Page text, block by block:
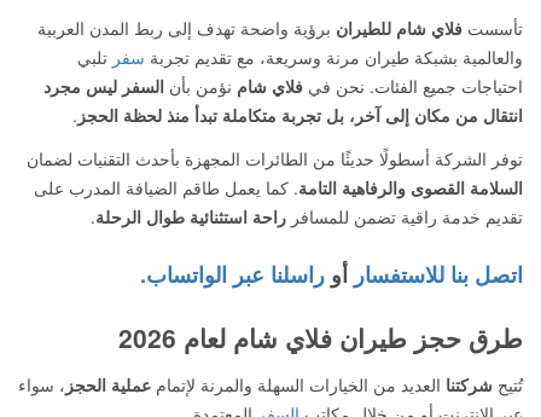
تأسست فلاي شام للطيران برؤية واضحة تهدف إلى ربط المدن العربية
والعالمية بشبكة طيران مرنة وسريعة، مع تقديم تجربة سفر تلبي
احتياجات جميع الفئات. نحن في فلاي شام نؤمن بأن السفر ليس مجرد
انتقال من مكان إلى آخر، بل تجربة متكاملة تبدأ منذ لحظة الحجز .
توفر الشركة أسطولًا حديثًا من الطائرات المجهزة بأحدث التقنيات لضمان
السلامة القصوى والرفاهية التامة. كما يعمل طاقم الضيافة المدرب على
تقديم خدمة راقية تضمن للمسافر راحة استثنائية طوال الرحلة.
اتصل بنا للاستفسار أو راسلنا عبر الواتساب.
طرق حجز طيران فلاي شام لعام 2026
تُتيح شركتنا العديد من الخيارات السهلة والمرنة لإتمام عملية الحجز ، سواء